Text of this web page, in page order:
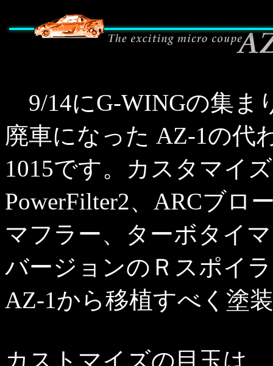
9/14にG-WINGの集ま
廃車になった AZ-1の代
1015です。カスタマイ
PowerFilter2、ARCブロ
マフラー、ターボタイ
バージョンのＲスポイ
AZ-1から移植すべく塗
カストマイズの目玉は